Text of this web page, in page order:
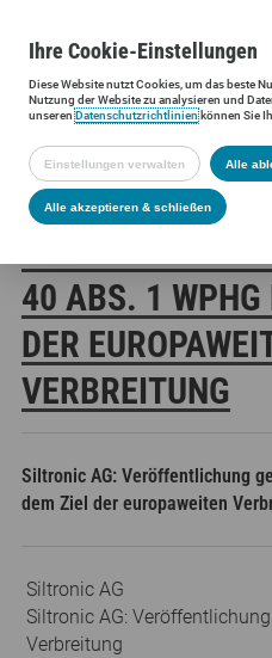
Siltronic AG Investoren
SILTRONIC AG:
0 ABS. 1 WPHG
ER
ERBREITUNG
Siltronic AG: Veröffentlichung
dem Ziel der europaweiten
Siltronic AG
Siltronic AG:
Verbreitung
IhreCookie-Einstellungen
DieseWebsitenutzt Cookies, um das beste
Nutzung derWebsitezu analysieren und
unserenDatenschutzrichtlinienkönnen Sie
Einstellungen verwalten Alle
Alle akzeptieren & schließen